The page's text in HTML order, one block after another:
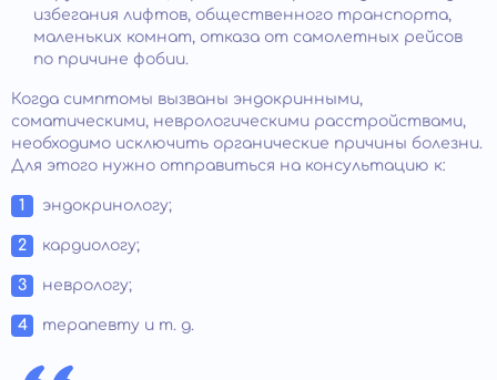
избегания лифтов, общественного транспорта,
маленьких комнат, отказа от самолетных рейсов
по причине фобии.
Когда симптомы вызваны эндокринными,
соматическими, неврологическими расстройствами,
необходимо исключить органические причины болезни.
Для этого нужно отправиться на консультацию к:
эндокринологу;
кардиологу;
неврологу;
терапевту и т. д.